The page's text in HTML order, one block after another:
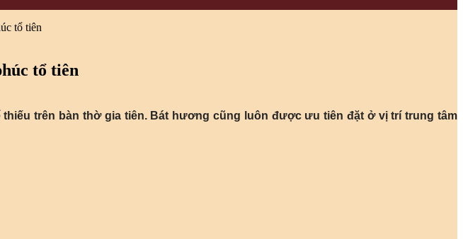
tổ tiên
tổ tiên
trên bàn thờ gia tiên. Bát hương cũng luôn được ưu tiên đặt ở vị trí trung tâm